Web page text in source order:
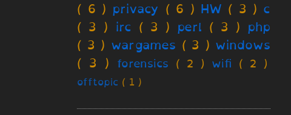
( 6 ) privacy ( 6 ) HW ( 3 ) c
( 3 ) irc ( 3 ) perl ( 3 ) php
( 3 ) wargames ( 3 ) windows
( 3 ) forensics ( 2 ) wifi ( 2 )
offtopic ( 1 )